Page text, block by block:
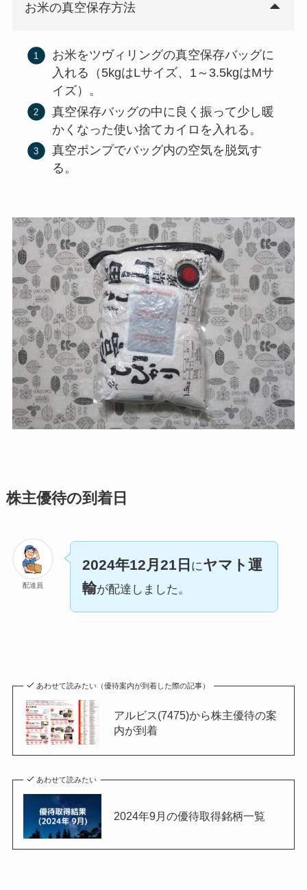
お米の真空保存方法
お米をツヴィリングの真空保存バッグに
入れる（5kgはLサイズ、1～3.5kgはMサ
イズ）。
真空保存バッグの中に良く振って少し暖
かくなった使い捨てカイロを入れる。
真空ポンプでバッグ内の空気を脱気す
る。
株主優待の到着日
配達員
2024年12月21日 にヤマト運
輸が配達しました。
あわせて読みたい（優待案内が到着した際の記事）
アルビス(7475)から株主優待の案
内が到着
あわせて読みたい
2024年9月の優待取得銘柄一覧